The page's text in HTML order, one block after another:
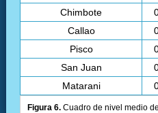
Chimbote
Callao
Pisco
San Juan
Matarani
Figura 6. Cuadro de nivel medio